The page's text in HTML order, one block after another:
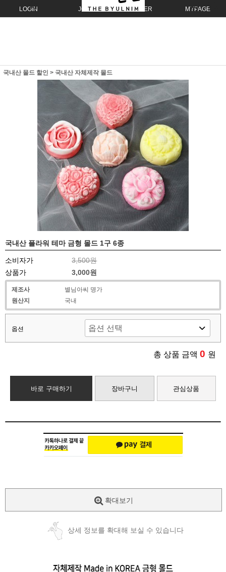
LOGIN JOIN ORDER MYPAGE
국내산 몰드 할인 > 국내산 자체제작 몰드
국내산 플라워 테마 금형 몰드 1구 6종
소비자가
3,500원
상품가
3,000원
제조사
별님아씨 명가
원산지
국내
옵션
총 상품 금액 0 원
바로 구매하기 장바구니 관심상품
확대보기
상세 정보를 확대해 보실 수 있습니다